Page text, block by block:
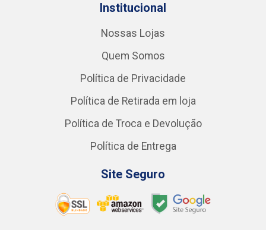
Institucional
Nossas Lojas
Quem Somos
Política de Privacidade
Política de Retirada em loja
Política de Troca e Devolução
Política de Entrega
Site Seguro